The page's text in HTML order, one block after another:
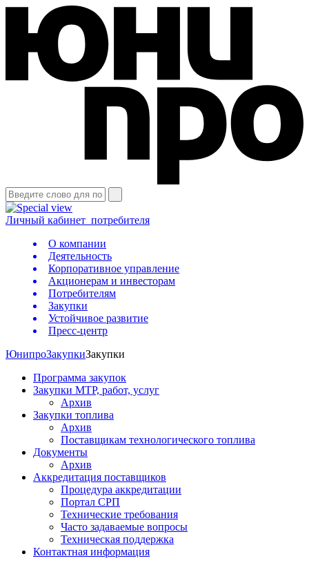
Личный кабинет потребителя
О компании
Деятельность
Корпоративное управление
Акционерам и инвесторам
Потребителям
Закупки
Устойчивое развитие
Пресс-центр
ЮнипроЗакупкиЗакупки
Программа закупок
Закупки МТР, работ, услуг
Архив
Закупки топлива
Архив
Поставщикам технологического топлива
Документы
Архив
Аккредитация поставщиков
Процедура аккредитации
Портал СРП
Технические требования
Часто задаваемые вопросы
Техническая поддержка
Контактная информация